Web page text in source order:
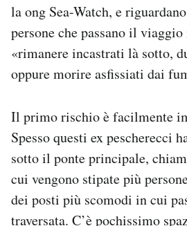
la ong Sea-Watch, e
persone che passano il
«rimanere incastrati là sotto,
oppure morire asfissiati dai
Il primo rischio è facilmente
Spesso questi ex pescherecci
sotto il ponte principale,
cui vengono stipate più
dei posti più scomodi in cui
traversata. C’è pochissimo